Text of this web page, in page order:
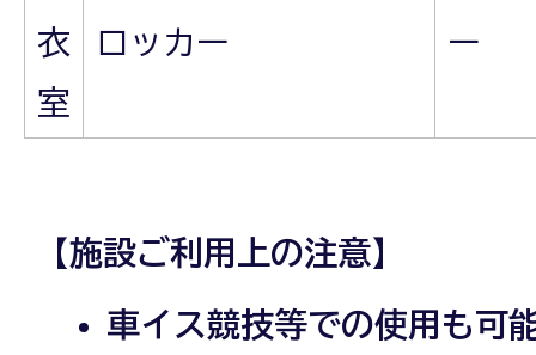
衣
室
ロッカー ー
【施設ご利用上の注意】
車イス競技等での使用も可